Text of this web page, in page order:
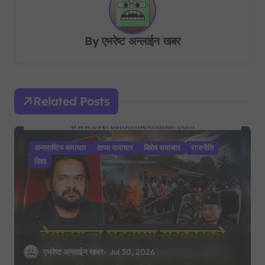
a
t
i
Byएभरेष्ट अन्लाईन खबर
Related Posts
अन्तराष्टिय समाचार ताजा समाचार बिशेष समाचार
राजनीति
विश्व
एभरेष्ट अन्लाईन खबर Jul 30, 2026